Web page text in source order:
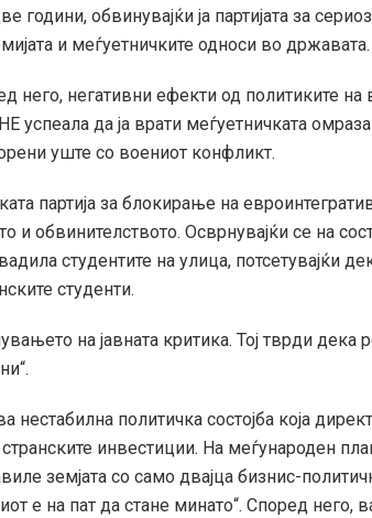
обвинувајќи ја партијата за
и меѓуетничките односи во државата.
него, негативни ефекти од политиките на
да ја врати меѓуетничката
уште со воениот конфликт.
партија за блокирање на
и обвинителството. Осврнувајќи се на
студентите на улица, потсетувајќи
студенти.
на јавната критика. Тој тврди дека
политичка состојба која
инвестиции. На меѓународен
земјата со само двајца бизнис-
е на пат да стане минато“. Според него,